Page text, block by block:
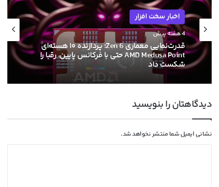
اخبار سخت افزار
4 هفته پیش
قدرت‌نمایی معماری Zen 6؛ پردازنده ۱۰ هسته‌ای
شکست داد
اخبار سخت افزار
۱۳ خرداد ۱۴۰۵
ام‌اس‌آی با خنک‌کننده حرارتی الماس و فیوزهای
هوشمند به استقبال نسل بعدی کارت‌های
دیدگاهتان را بنویسید
نشانی ایمیل شما منتشر نخواهد شد.